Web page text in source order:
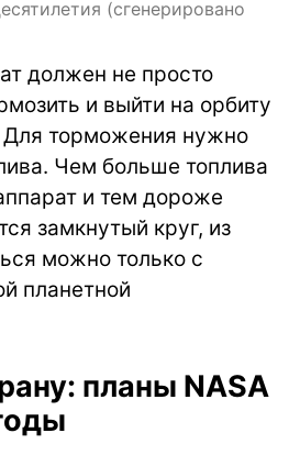
(сгенерировано
должен не просто
и выйти на орбиту
Для торможения нужно
Чем больше топлива
и тем дороже
замкнутый круг, из
можно только с
планетной
планы NASA